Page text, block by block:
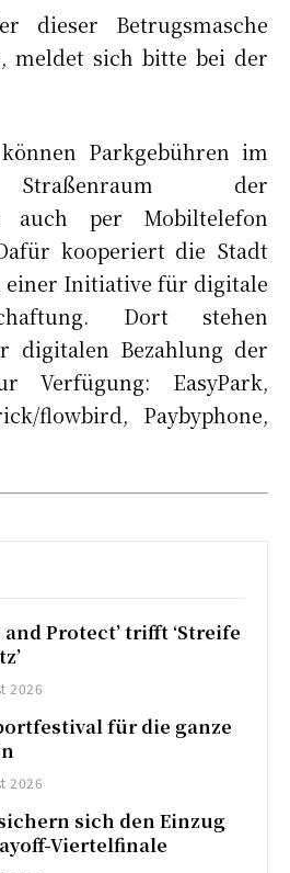
dieser Betrugsmasche
meldet sich bitte bei der
Parkgebühren im
der
auch per Mobiltelefon
kooperiert die Stadt
Initiative für digitale
Dort stehen
digitalen Bezahlung der
Verfügung: EasyPark,
flowbird, Paybyphone,
and Protect’ trifft ‘Streife
2026
für die ganze
2026
sich den Einzug
Viertelfinale